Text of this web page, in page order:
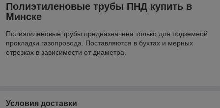
Полиэтиленовые трубы ПНД купить в
Минске
Полиэтиленовые трубы предназначена только для подземной
прокладки газопровода. Поставляются в бухтах и мерных
отрезках в зависимости от диаметра.
Условия доставки